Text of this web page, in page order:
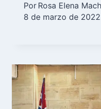
Por Rosa Elena
8 de marzo de 2022